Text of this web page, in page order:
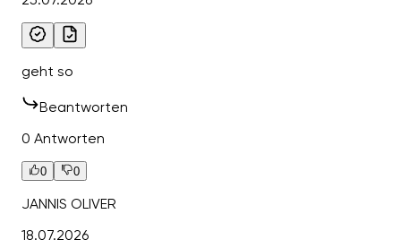
geht so
Beantworten
0 Antworten
0 0
JANNIS OLIVER
18.07.2026